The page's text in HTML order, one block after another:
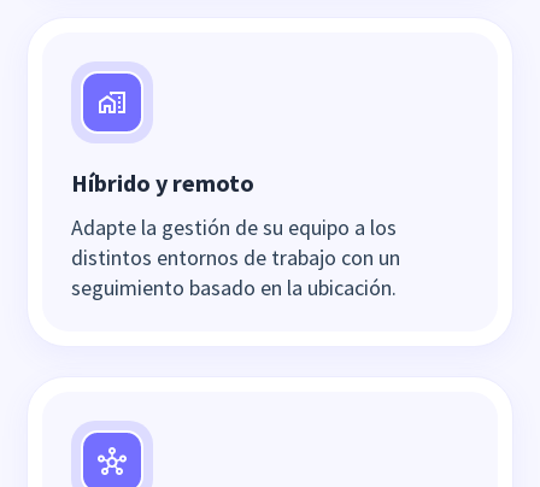
Híbrido y remoto
Adapte la gestión de su equipo a los
distintos entornos de trabajo con un
seguimiento basado en la ubicación.